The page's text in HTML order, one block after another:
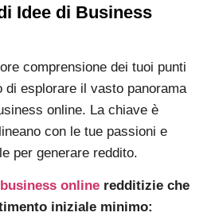
Idee di Business
comprensione dei tuoi punti
di esplorare il vasto panorama
online. La chiave è
con le tue passioni e
per generare reddito.
business online redditizie che
iniziale minimo: